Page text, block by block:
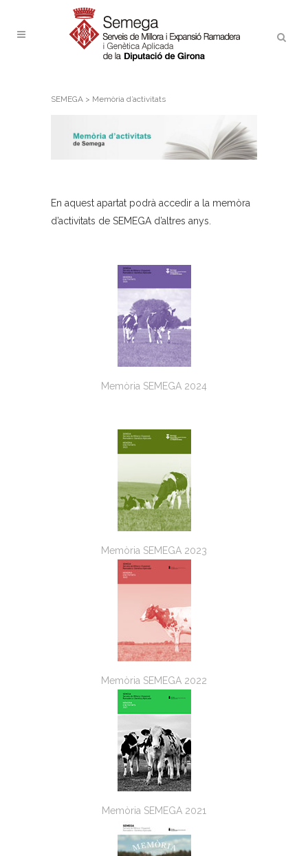
SEMEGA > Memòria d’activitats
En aquest apartat podrà accedir a la memòra
d’activitats de SEMEGA d’altres anys.
Memòria SEMEGA 2024
Memòria SEMEGA 2023
Memòria SEMEGA 2022
Memòria SEMEGA 2021